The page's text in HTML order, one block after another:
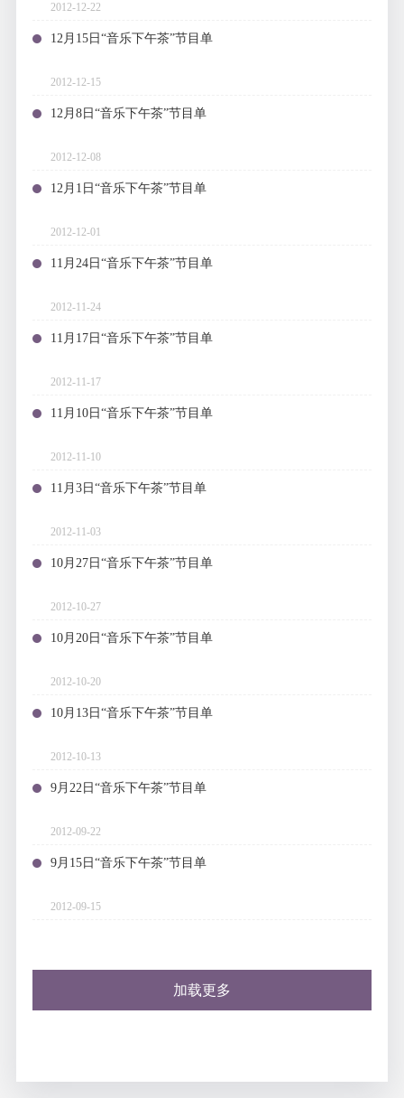
2012-12-22
12月15日“音乐下午茶”节目单
2012-12-15
12月8日“音乐下午茶”节目单
2012-12-08
12月1日“音乐下午茶”节目单
2012-12-01
11月24日“音乐下午茶”节目单
2012-11-24
11月17日“音乐下午茶”节目单
2012-11-17
11月10日“音乐下午茶”节目单
2012-11-10
11月3日“音乐下午茶”节目单
2012-11-03
10月27日“音乐下午茶”节目单
2012-10-27
10月20日“音乐下午茶”节目单
2012-10-20
10月13日“音乐下午茶”节目单
2012-10-13
9月22日“音乐下午茶”节目单
2012-09-22
9月15日“音乐下午茶”节目单
2012-09-15
加载更多